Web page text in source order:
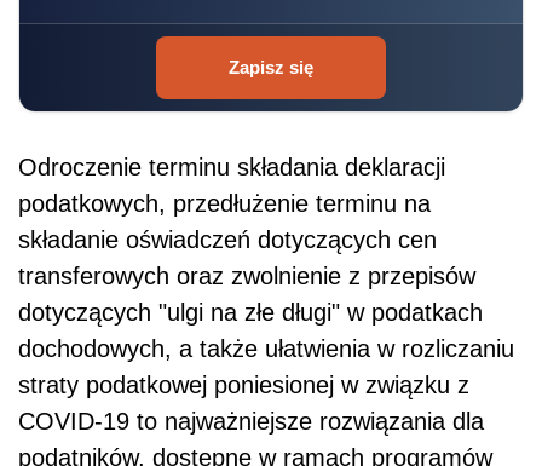
Zapisz się
Odroczenie terminu składania deklaracji
podatkowych, przedłużenie terminu na
składanie oświadczeń dotyczących cen
transferowych oraz zwolnienie z przepisów
dotyczących "ulgi na złe długi" w podatkach
dochodowych, a także ułatwienia w rozliczaniu
straty podatkowej poniesionej w związku z
COVID-19 to najważniejsze rozwiązania dla
podatników, dostępne w ramach programów